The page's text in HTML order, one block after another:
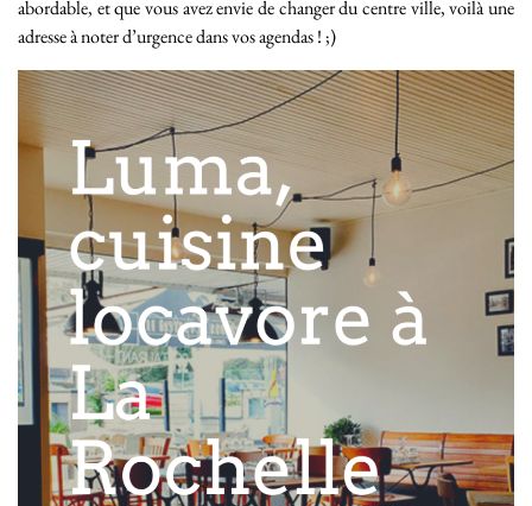
abordable, et que vous avez envie de changer du centre ville, voilà une
adresse à noter d’urgence dans vos agendas ! ;)